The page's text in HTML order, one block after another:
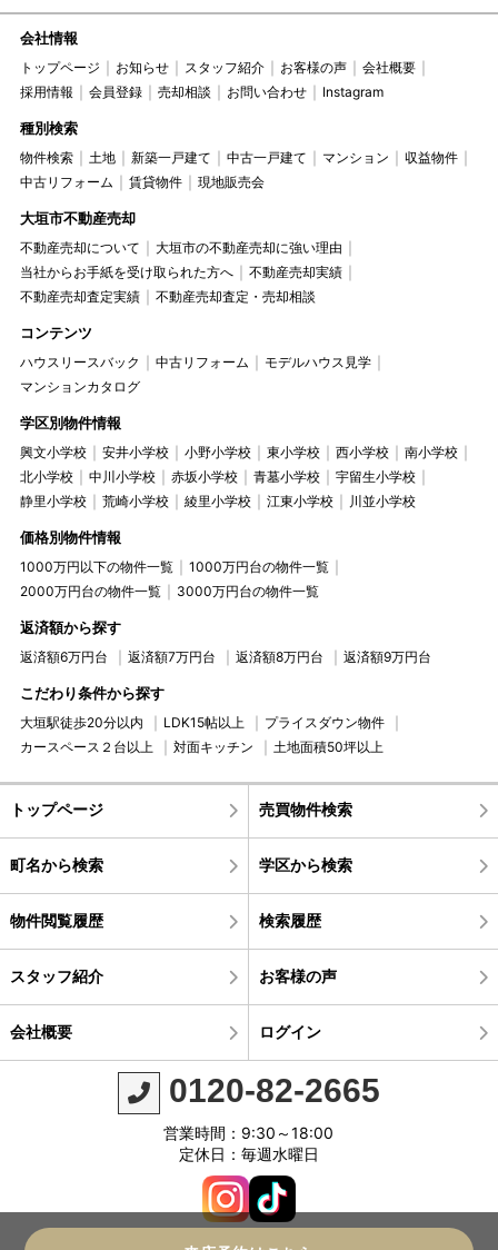
会社情報
トップページ お知らせ スタッフ紹介 お客様の声
会社概要
採用情報
会員登録 売却相談 お問い合わせ Instagram
種別検索
物件検索 土地 新築一戸建て 中古一戸建て マンション
収益物件
中古リフォーム
賃貸物件 現地販売会
大垣市不動産売却
不動産売却について
大垣市の不動産売却に強い理由
当社からお手紙を受け取られた方へ
不動産売却実績
不動産売却査定実績
不動産売却査定・売却相談
コンテンツ
ハウスリースバック 中古リフォーム
モデルハウス見学
マンションカタログ
学区別物件情報
興文小学校 安井小学校 小野小学校 東小学校 西小学校
南小学校
北小学校
中川小学校 赤坂小学校 青墓小学校
宇留生小学校
静里小学校
荒崎小学校 綾里小学校 江東小学校 川並小学校
価格別物件情報
1000万円以下の物件一覧
1000万円台の物件一覧
2000万円台の物件一覧
3000万円台の物件一覧
返済額から探す
返済額6万円台 返済額7万円台 返済額8万円台 返済額9万円台
こだわり条件から探す
大垣駅徒歩20分以内 LDK15帖以上
プライスダウン物件
カースペース２台以上
対面キッチン 土地面積50坪以上
トップページ 売買物件検索
町名から検索 学区から検索
物件閲覧履歴 検索履歴
スタッフ紹介 お客様の声
会社概要 ログイン
0120-82-2665
営業時間：9:30～18:00
定休日：毎週水曜日